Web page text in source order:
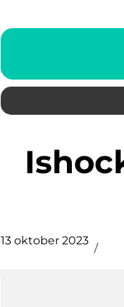
Ishockey VM 2022: En Kamp
13 oktober 2023